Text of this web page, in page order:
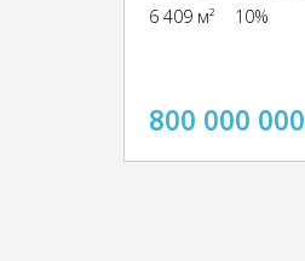
6 409 м² 10%
800 000 000